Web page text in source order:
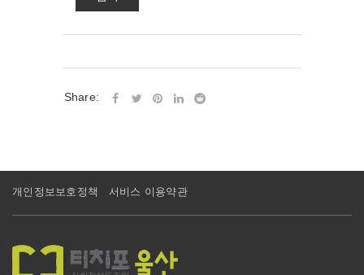
Share:
개인정보보호정책 서비스 이용약관